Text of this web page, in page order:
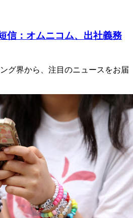
信：オムニコム、出社義務
グ界から、注目のニュースをお届